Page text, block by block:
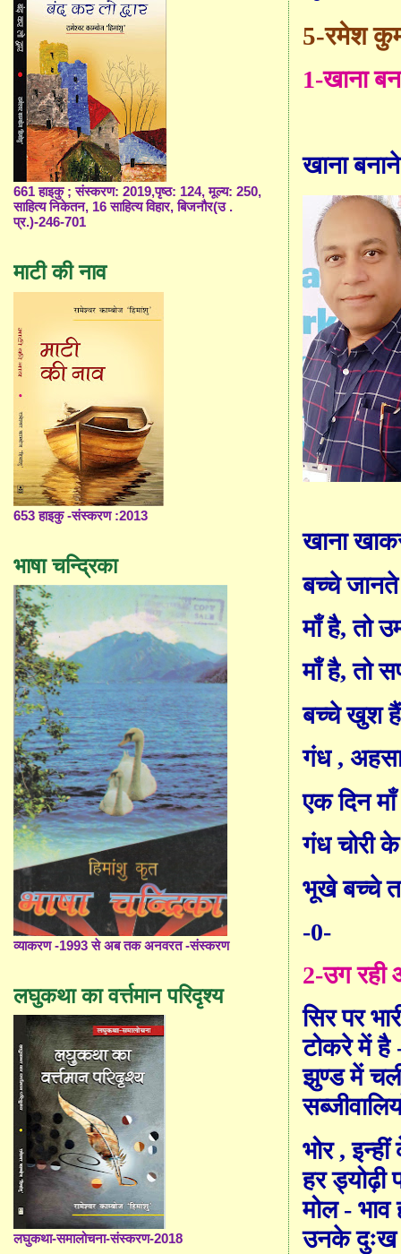
5-रमेश
1-खाना
खाना
खाना
बच्चे
माँ है, तो
माँ है, तो
बच्चे खुश
गंध , अ
एक दिन माँ
गंध चोरी
भूखे बच्चे
-0-
2-उग रही
सिर पर
टोकरे में है
झुण्ड में
भोर,
हर ड्योढ़ी
मोल - भाव
उनके दुःख
661 हाइकु ; संस्करण: 2019,पृष्ठ: 124, मूल्य: 250,
साहित्य निकेतन, 16 साहित्य विहार, बिजनौर(उ .
प्र.)-246-701
माटी की नाव
653 हाइकु -संस्करण :2013
भाषा चन्द्रिका
व्याकरण -1993 से अब तक अनवरत -संस्करण
लघुकथा का वर्त्तमान परिदृश्य
लघुकथा-समालोचना-संस्करण-2018